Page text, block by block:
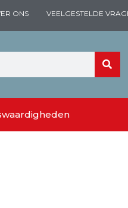
ONS VEELGESTELDE